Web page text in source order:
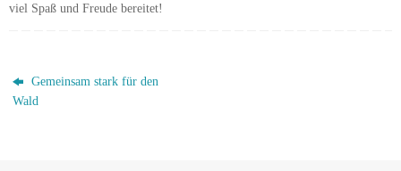
viel Spaß und Freude bereitet!
Gemeinsam stark für den
Wald